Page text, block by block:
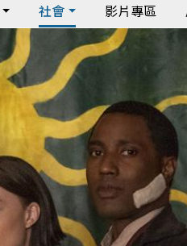
社會 影片專區